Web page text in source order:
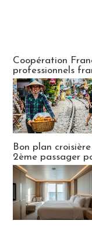
Coopération
professionnels
Bon plan
2ème passager